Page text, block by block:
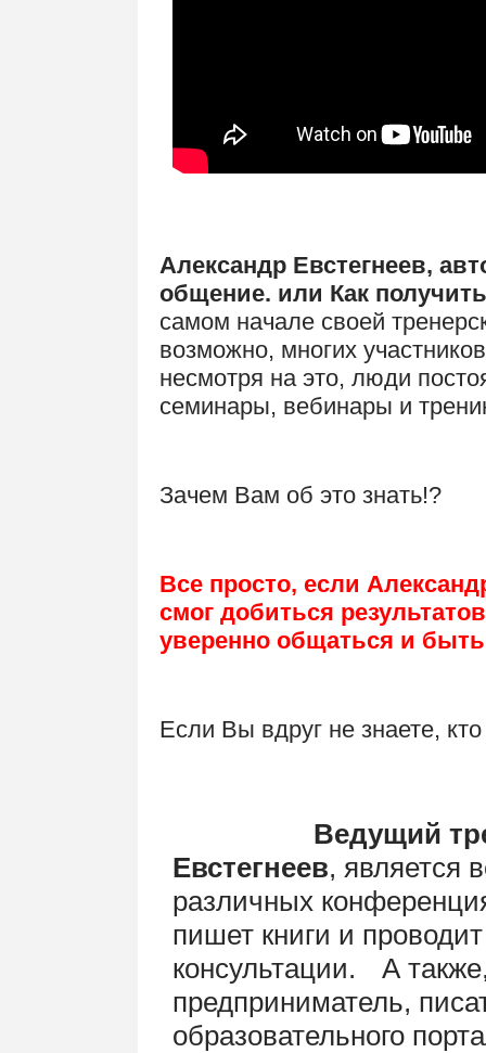
Александр Евстегнеев,
общение. или Как
самом начале своей
возможно, многих
несмотря на это, люди
семинары, вебинары и
Зачем Вам об это знать!?
Все просто, если
смог добиться
уверенно общаться и
Если Вы вдруг не знаете,
Ведущий
Евстегнеев, является
различных
пишет книги и
консультации.
А
предприниматель,
образовательного